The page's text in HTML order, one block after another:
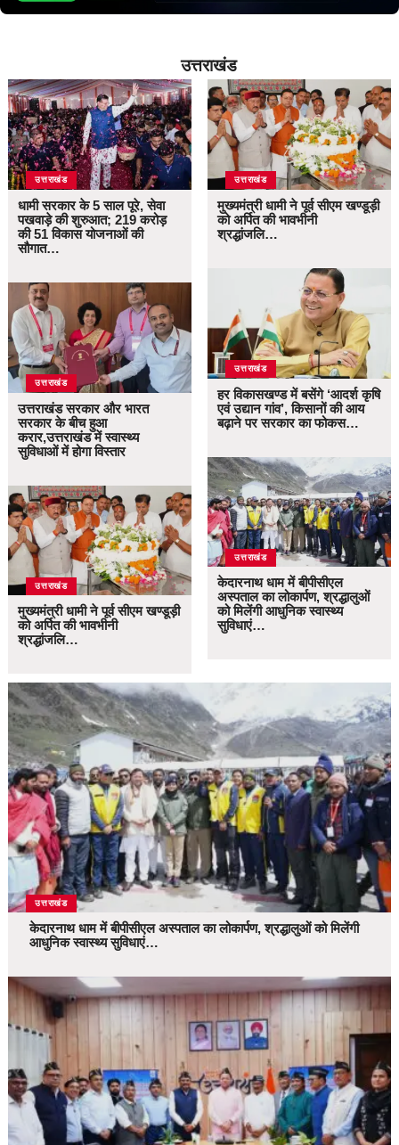
उत्तराखंड
उत्तराखंड
धामी सरकार के 5 साल पूरे, सेवा
पखवाड़े की शुरुआत; 219 करोड़
की 51 विकास योजनाओं की
सौगात…
उत्तराखंड
उत्तराखंड सरकार और भारत
सरकार के बीच हुआ
करार,उत्तराखंड में स्वास्थ्य
सुविधाओं में होगा विस्तार
उत्तराखंड
मुख्यमंत्री धामी ने पूर्व सीएम खण्डूड़ी
को अर्पित की भावभीनी
श्रद्धांजलि…
उत्तराखंड
मुख्यमंत्री धामी ने पूर्व सीएम खण्डूड़ी
को अर्पित की भावभीनी
श्रद्धांजलि…
उत्तराखंड
हर विकासखण्ड में बसेंगे ‘आदर्श कृषि
एवं उद्यान गांव’, किसानों की आय
बढ़ाने पर सरकार का फोकस…
उत्तराखंड
केदारनाथ धाम में बीपीसीएल
अस्पताल का लोकार्पण, श्रद्धालुओं
को मिलेंगी आधुनिक स्वास्थ्य
सुविधाएं…
उत्तराखंड
केदारनाथ धाम में बीपीसीएल अस्पताल का लोकार्पण, श्रद्धालुओं को मिलेंगी
आधुनिक स्वास्थ्य सुविधाएं…